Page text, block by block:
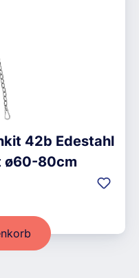
42b Edestahl
ø60-80cm